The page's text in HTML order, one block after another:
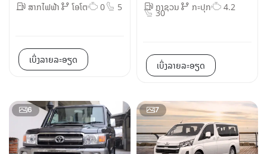
ສາກໄຟຟ້າ ໂອໂຕ 0 5
ເບິ່ງລາຍລະອຽດ
ກາຊວນ ກະປຸກ 4.2
30
ເບິ່ງລາຍລະອຽດ
6 7